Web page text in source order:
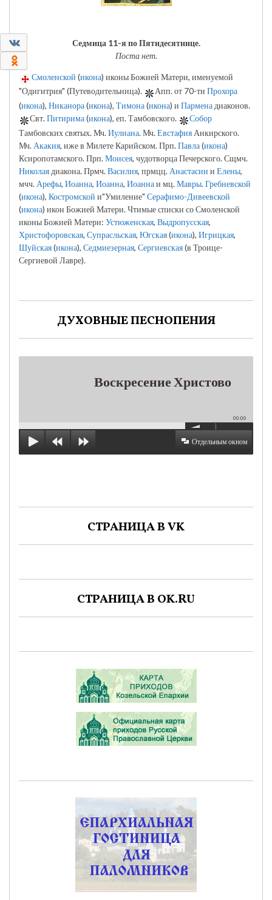
Седмица 11-я по Пятидесятнице.
Поста нет.
Смоленской (икона) иконы Божией Матери, именуемой
"Одигитрия" (Путеводительница).
Апп. от 70-ти Прохора
(икона), Никанора(икона), Тимона(икона) и Пармена диаконов.
Свт.Питирима(икона), еп. Тамбовского.
Собор
Тамбовских святых. Мч.Иулиана. Мч.Евстафия Анкирского.
Мч. Акакия, иже в Милете Карийском. Прп.Павла(икона)
Ксиропотамского. Прп.Моисея, чудотворца Печерского. Сщмч.
Николая диакона. Прмч.Василия, прмцц. Анастасии и Елены,
мчч. Арефы, Иоанна, Иоанна, Иоаннаи мц.Мавры.Гребневской
(икона), Костромской и"Умиление" Серафимо-Дивеевской
(икона) икон Божией Матери. Чтимые списки со Смоленской
иконы Божией Матери: Устюженская, Выдропусская,
Христофоровская, Супрасльская, Югская(икона), Игрицкая,
Шуйская(икона), Седмиезерная, Сергиевская(в Троице-
Сергиевой Лавре).
ДУХОВНЫЕ ПЕСНОПЕНИЯ
Воскресение Христово
00:00
Отдельным окном
СТРАНИЦА В VK
СТРАНИЦА В OK.RU